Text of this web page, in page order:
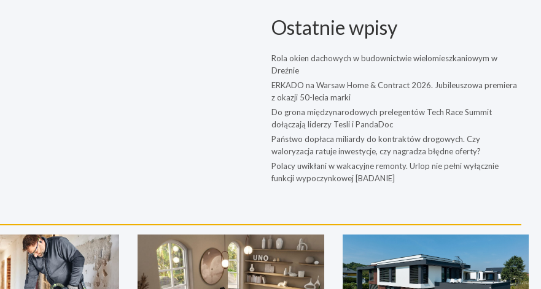
Ostatnie wpisy
Rola okien dachowych w budownictwie wielomieszkaniowym w
Dreźnie
ERKADO na Warsaw Home & Contract 2026. Jubileuszowa premiera
z okazji 50-lecia marki
Do grona międzynarodowych prelegentów Tech Race Summit
dołączają liderzy Tesli i PandaDoc
Państwo dopłaca miliardy do kontraktów drogowych. Czy
waloryzacja ratuje inwestycje, czy nagradza błędne oferty?
Polacy uwikłani w wakacyjne remonty. Urlop nie pełni wyłącznie
funkcji wypoczynkowej [BADANIE]